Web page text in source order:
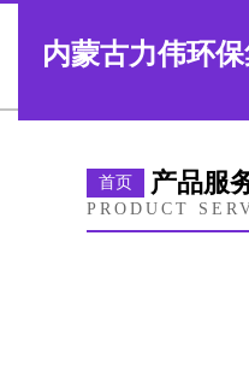
内蒙古力伟环
首页 产品服
PRODUCT